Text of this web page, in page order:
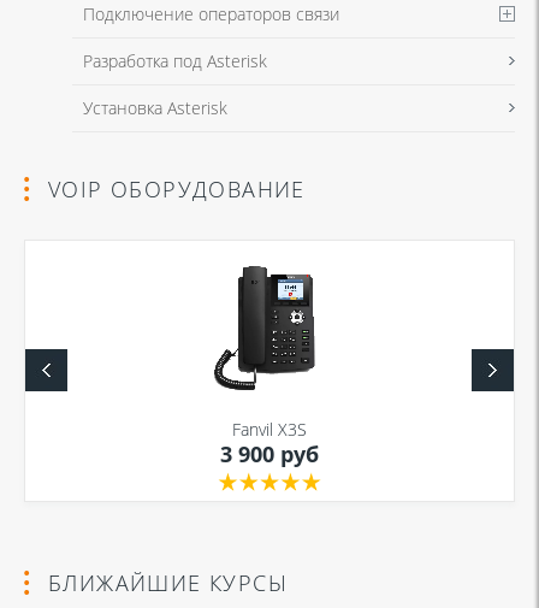
Подключение операторов связи
Разработка под Asterisk
Установка Asterisk
VOIP ОБОРУДОВАНИЕ
Fanvil X3S
3 900 руб
БЛИЖАЙШИЕ КУРСЫ